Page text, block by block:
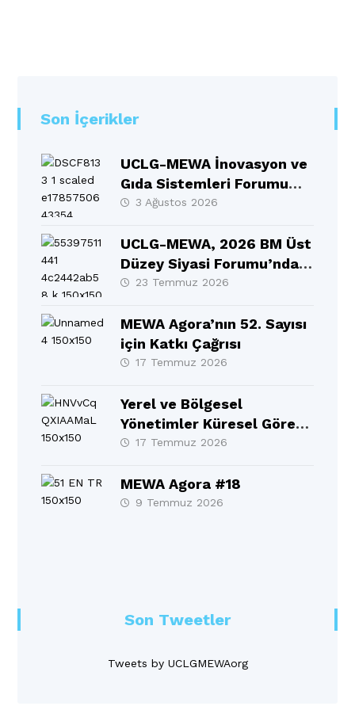
Son İçerikler
UCLG-MEWA İnovasyon ve
Gıda Sistemleri Forumu
Selçuklu’da Gerçekleşti
3 Ağustos 2026
UCLG-MEWA, 2026 BM Üst
Düzey Siyasi Forumu’nda
MEWA Bölgesinin Sesi
23 Temmuz 2026
MEWA Agora’nın 52. Sayısı
için Katkı Çağrısı
17 Temmuz 2026
Yerel ve Bölgesel
Yönetimler Küresel Görev
Gücü 10. Yıllık Raporu BM
Forumu’nda (HLPF)
resmen tanıtıldı!
17 Temmuz 2026
MEWA Agora #18
9 Temmuz 2026
Son Tweetler
Tweets by UCLGMEWAorg